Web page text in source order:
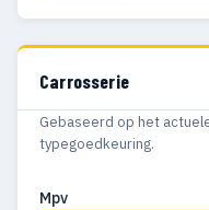
Carrosserie
Gebaseerd op het
typegoedkeuring.
Mpv